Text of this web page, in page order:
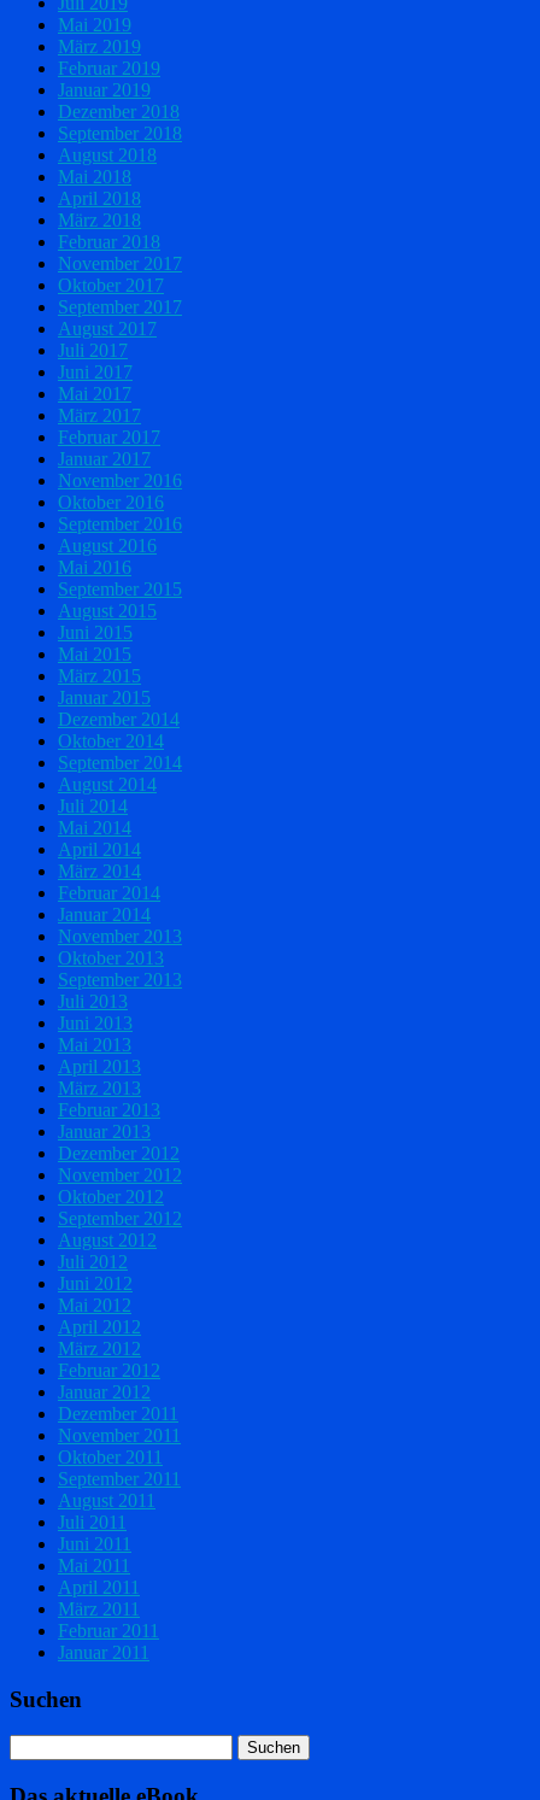
Mai 2019
März 2019
Februar 2019
Januar 2019
Dezember 2018
September 2018
August 2018
Mai 2018
April 2018
März 2018
Februar 2018
November 2017
Oktober 2017
September 2017
August 2017
Juli 2017
Juni 2017
Mai 2017
März 2017
Februar 2017
Januar 2017
November 2016
Oktober 2016
September 2016
August 2016
Mai 2016
September 2015
August 2015
Juni 2015
Mai 2015
März 2015
Januar 2015
Dezember 2014
Oktober 2014
September 2014
August 2014
Juli 2014
Mai 2014
April 2014
März 2014
Februar 2014
Januar 2014
November 2013
Oktober 2013
September 2013
Juli 2013
Juni 2013
Mai 2013
April 2013
März 2013
Februar 2013
Januar 2013
Dezember 2012
November 2012
Oktober 2012
September 2012
August 2012
Juli 2012
Juni 2012
Mai 2012
April 2012
März 2012
Februar 2012
Januar 2012
Dezember 2011
November 2011
Oktober 2011
September 2011
August 2011
Juli 2011
Juni 2011
Mai 2011
April 2011
März 2011
Februar 2011
Januar 2011
Suchen